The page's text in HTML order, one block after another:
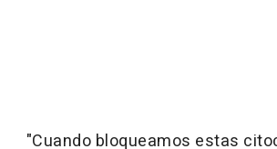
"Cuando bloqueamos estas